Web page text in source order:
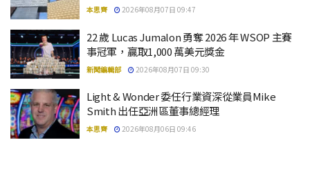
本思齊 2026年08月07日 09:47
22 歲 Lucas Jumalon 勇奪 2026 年 WSOP 主賽
事冠軍，贏取1,000 萬美元獎金
新聞編輯部 2026年08月07日 09:30
Light & Wonder 委任行業資深從業員Mike
Smith 出任亞洲區董事總經理
本思齊 2026年08月06日 09:46